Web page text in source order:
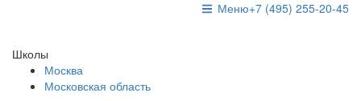
+7 (495) 255-20-45
Меню
Школы
Москва
Московская область